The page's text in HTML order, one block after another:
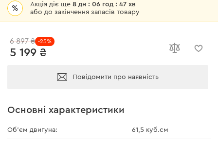
% Акція діє ще8 дн : 06 год : 47 хв
або до закінчення запасів товару
5 199 ₴
6 897 ₴ -25%
Повідомити про наявність
Основні характеристики
Об'єм двигуна: 61,5 куб.см